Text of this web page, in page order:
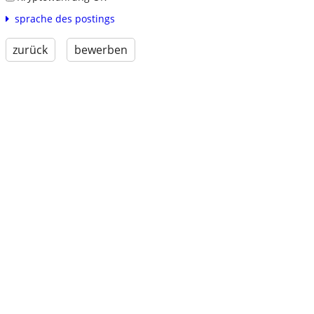
sprache des postings
zurück bewerben